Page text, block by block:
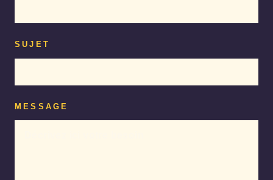
SUJET
MESSAGE